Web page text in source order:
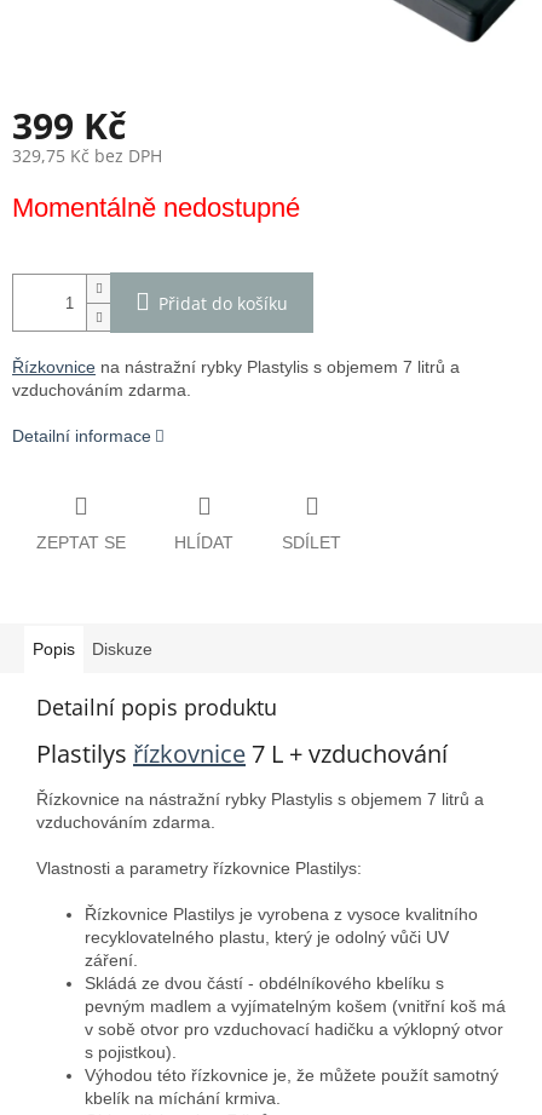
399 Kč
329,75 Kč bez DPH
cena:
Momentálně nedostupné
Přidat do košíku
Řízkovnice na nástražní rybky Plastylis s objemem 7 litrů a
vzduchováním zdarma.
Detailní informace
ZEPTAT SE HLÍDAT SDÍLET
Popis Diskuze
Detailní popis produktu
Plastilys řízkovnice 7 L + vzduchování
Řízkovnice na nástražní rybky Plastylis s objemem 7 litrů a
vzduchováním zdarma.
Vlastnosti a parametry řízkovnice Plastilys:
Řízkovnice Plastilys je vyrobena z vysoce kvalitního
recyklovatelného plastu, který je odolný vůči UV
záření.
Skládá ze dvou částí - obdélníkového kbelíku s
pevným madlem a vyjímatelným košem (vnitřní koš má
v sobě otvor pro vzduchovací hadičku a výklopný otvor
s pojistkou).
Výhodou této řízkovnice je, že můžete použít samotný
kbelík na míchání krmiva.